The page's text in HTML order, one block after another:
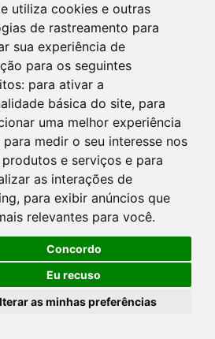
utiliza cookies e outras
de rastreamento para
sua experiência de
para os seguintes
para ativar a
básica do site, para
uma melhor experiência
para medir o seu interesse nos
produtos e serviços e para
as interações de
, para exibir anúncios que
relevantes para você.
Concordo
Eu recuso
as minhas preferências
não existe.